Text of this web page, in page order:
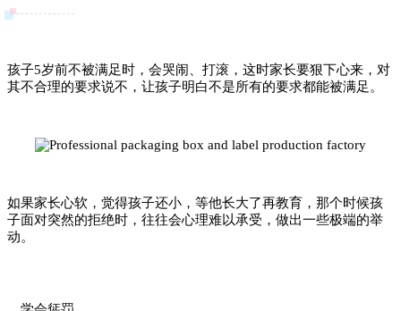
孩子5岁前不被满足时，会哭闹、打滚，这时家长要狠下心来，对
其不合理的要求说不，让孩子明白不是所有的要求都能被满足。
如果家长心软，觉得孩子还小，等他长大了再教育，那个时候孩
子面对突然的拒绝时，往往会心理难以承受，做出一些极端的举
动。